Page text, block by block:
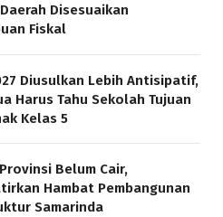
Disesuaikan
Fiskal
Diusulkan Lebih Antisipatif,
Harus Tahu Sekolah Tujuan
Kelas 5
Belum Cair,
Hambat Pembangunan
Samarinda